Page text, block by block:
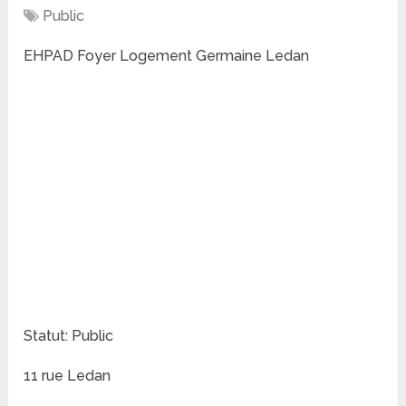
Public
EHPAD Foyer Logement Germaine Ledan
Statut: Public
11 rue Ledan